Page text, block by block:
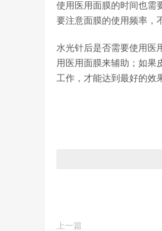
使用医用面膜的时间也需
要注意面膜的使用频率，
水光针后是否需要使用医
用医用面膜来辅助；如果
工作，才能达到最好的效
上一篇